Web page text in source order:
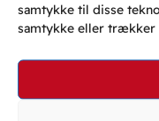
samtykke til disse
samtykke eller trækker